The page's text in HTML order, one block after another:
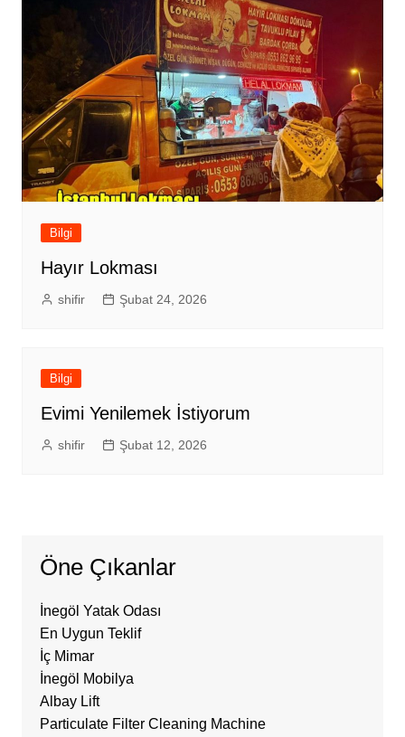
Bilgi
Hayır Lokması
shifir Şubat 24, 2026
Bilgi
Evimi Yenilemek İstiyorum
shifir Şubat 12, 2026
Öne Çıkanlar
İnegöl Yatak Odası
En Uygun Teklif
İç Mimar
İnegöl Mobilya
Albay Lift
Particulate Filter Cleaning Machine